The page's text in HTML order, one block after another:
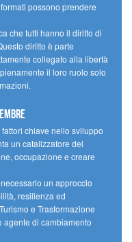
possono prendere
che tutti hanno il diritto di
diritto è parte
collegato alla libertà
il loro ruolo solo
chiave nello sviluppo
un catalizzatore del
occupazione e creare
un approccio
resilienza ed
e Trasformazione
agente di cambiamento